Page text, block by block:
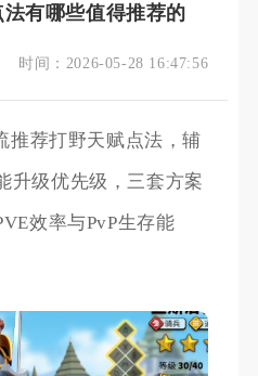
有哪些值得推荐的
时间： 2026-05-28 16:47:56
推荐打野天赋点法，辅
升级优先级，三套方案
效率与PvP生存能